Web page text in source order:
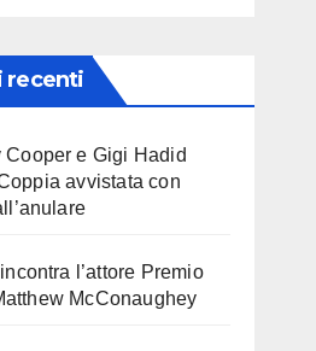
recenti
Cooper e Gigi Hadid
avvistata con
incontra l’attore Premio
McConaughey